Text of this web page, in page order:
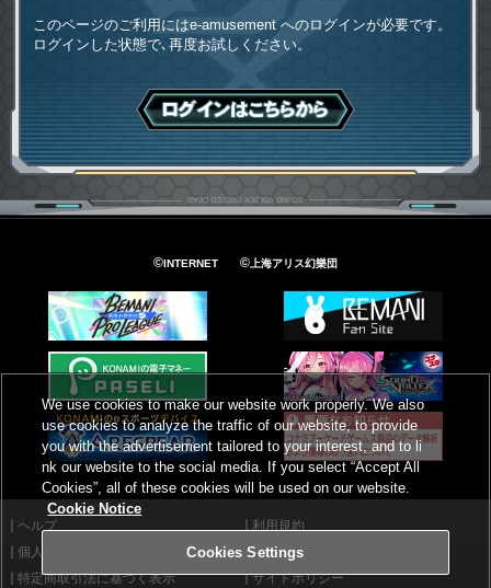
このページのご利用にはe-amusement へのログインが必要です。
ログインした状態で､再度お試しください。
ログインはこちら
©INTERNET ©上海アリス幻樂団
ヘルプ
利用規約
個人情報等保護方針
外部送信について
特定商取引法に基づく表示
サイトポリシー
We use cookies to make our website work properly. We also
use cookies to analyze the traffic of our website, to provide
you with the advertisement tailored to your interest, and to li
nk our website to the social media. If you select “Accept All
Cookies”, all of these cookies will be used on our website.
Cookie Notice
Cookies Settings